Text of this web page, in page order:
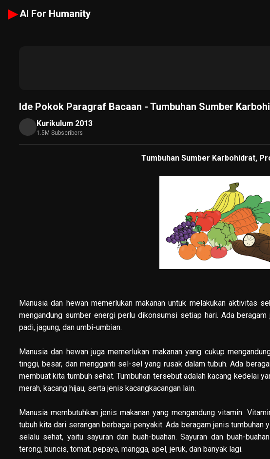
▶ AI For Humanity
Ide Pokok Paragraf Bacaan - Tumbuhan Sumber
Kurikulum 2013
1.5M Subscribers
Tumbuhan Sumber Karbohidrat,
Manusia dan hewan memerlukan makanan untuk melakukan aktivitas
mengandung sumber energi perlu dikonsumsi setiap hari. Ada
padi, jagung, dan umbi-umbian.
Manusia dan hewan juga memerlukan makanan yang cukup
tinggi, besar, dan mengganti sel-sel yang rusak dalam tubuh. Ada
membuat kita tumbuh sehat. Tumbuhan tersebut adalah kacang kedelai
merah, kacang hijau, serta jenis kacangkacangan lain.
Manusia membutuhkan jenis makanan yang mengandung vitamin.
tubuh kita dari serangan berbagai penyakit. Ada beragam jenis tumbuhan
selalu sehat, yaitu sayuran dan buah-buahan. Sayuran dan buah-
terong, buncis, tomat, pepaya, mangga, apel, jeruk, dan banyak lagi.